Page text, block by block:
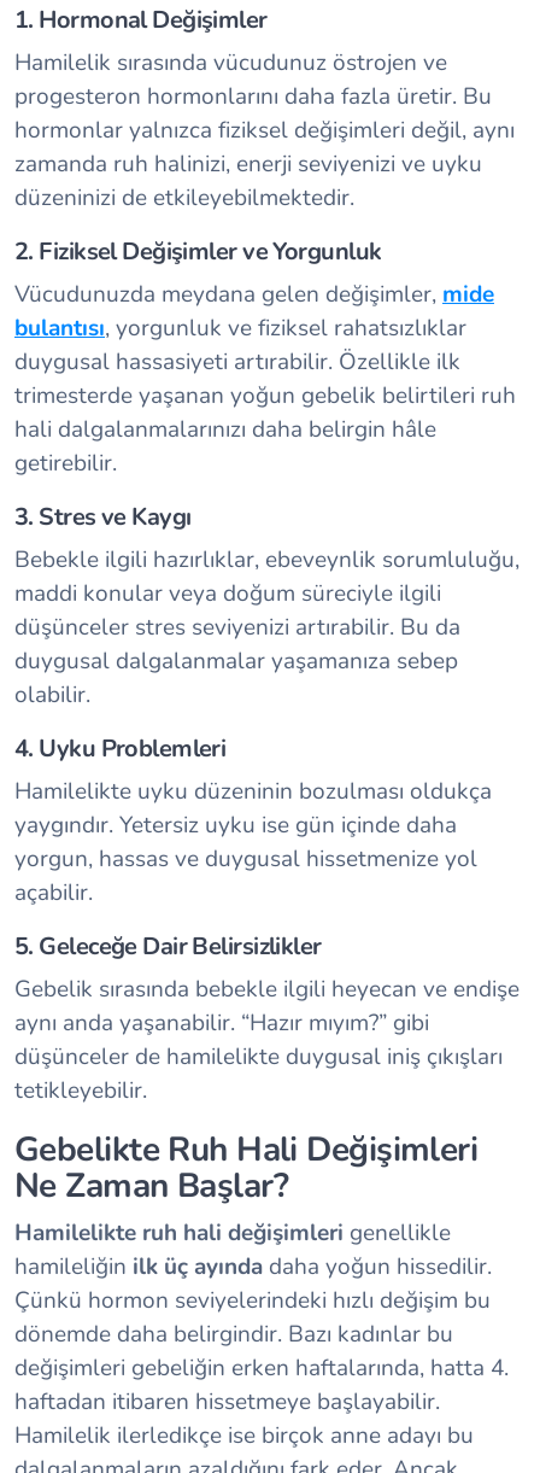
1. Hormonal Değişimler
Hamilelik sırasında vücudunuz östrojen ve
progesteron hormonlarını daha fazla üretir. Bu
hormonlar yalnızca fiziksel değişimleri değil, aynı
zamanda ruh halinizi, enerji seviyenizi ve uyku
düzeninizi de etkileyebilmektedir.
2. Fiziksel Değişimler ve Yorgunluk
Vücudunuzda meydana gelen değişimler, mide
bulantısı, yorgunluk ve fiziksel rahatsızlıklar
duygusal hassasiyeti artırabilir. Özellikle ilk
trimesterde yaşanan yoğun gebelik belirtileri ruh
hali dalgalanmalarınızı daha belirgin hâle
getirebilir.
3. Stres ve Kaygı
Bebekle ilgili hazırlıklar, ebeveynlik sorumluluğu,
maddi konular veya doğum süreciyle ilgili
düşünceler stres seviyenizi artırabilir. Bu da
duygusal dalgalanmalar yaşamanıza sebep
olabilir.
4. Uyku Problemleri
Hamilelikte uyku düzeninin bozulması oldukça
yaygındır. Yetersiz uyku ise gün içinde daha
yorgun, hassas ve duygusal hissetmenize yol
açabilir.
5. Geleceğe Dair Belirsizlikler
Gebelik sırasında bebekle ilgili heyecan ve endişe
aynı anda yaşanabilir. “Hazır mıyım?” gibi
düşünceler de hamilelikte duygusal iniş çıkışları
tetikleyebilir.
Gebelikte Ruh Hali Değişimleri
Ne Zaman Başlar?
Hamilelikte ruh hali değişimleri genellikle
hamileliğin ilk üç ayında daha yoğun hissedilir.
Çünkü hormon seviyelerindeki hızlı değişim bu
dönemde daha belirgindir. Bazı kadınlar bu
değişimleri gebeliğin erken haftalarında, hatta 4.
haftadan itibaren hissetmeye başlayabilir.
Hamilelik ilerledikçe ise birçok anne adayı bu